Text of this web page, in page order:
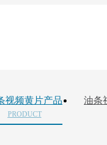
视频黄片产品
PRODUCT
油条